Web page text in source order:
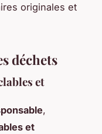
originales et
déchets
et
,
et